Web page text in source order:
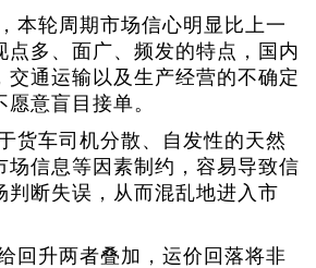
本轮周期市场信心明显比上一
点多、面广、频发的特点，国内
交通运输以及生产经营的不确定
意盲目接单。
货车司机分散、自发性的天然
场信息等因素制约，容易导致信
判断失误，从而混乱地进入市
回升两者叠加，运价回落将非